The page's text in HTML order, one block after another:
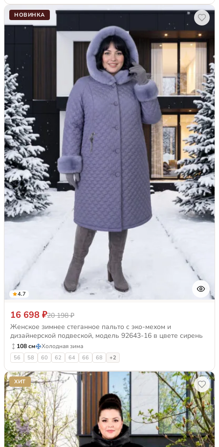
НОВИНКА
4.7
16 698 ₽20 198 ₽
Женское зимнее стеганное пальто с эко-мехом и
дизайнерской подвеской, модель 92643-16 в цвете сирень
108 см Холодная зима
56 58 60 62 64 66 68 +2
ХИТ